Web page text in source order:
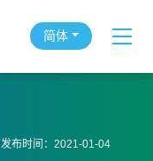
简体
发布时间：2021-01-04